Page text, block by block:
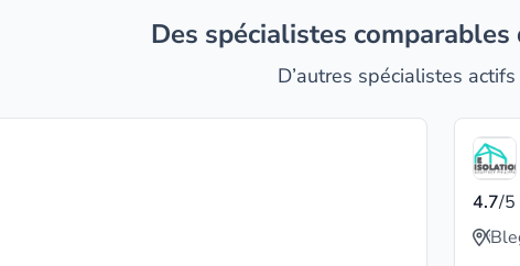
Des spécialistes
D’autres spécialistes
4.7/5